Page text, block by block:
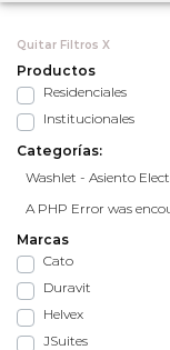
Quitar Filtros X
Productos
Residenciales
Institucionales
Categorías:
Marcas
Cato
Duravit
Helvex
JSuites